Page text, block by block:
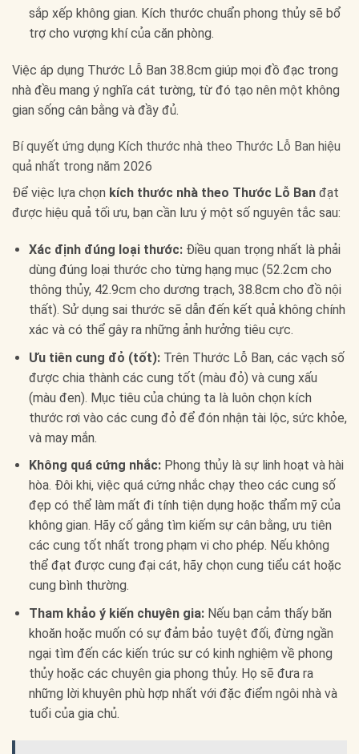
sắp xếp không gian. Kích thước chuẩn phong thủy sẽ bổ
trợ cho vượng khí của căn phòng.
Việc áp dụng Thước Lỗ Ban 38.8cm giúp mọi đồ đạc trong
nhà đều mang ý nghĩa cát tường, từ đó tạo nên một không
gian sống cân bằng và đầy đủ.
Bí quyết ứng dụng Kích thước nhà theo Thước Lỗ Ban hiệu
quả nhất trong năm 2026
Để việc lựa chọn kích thước nhà theo Thước Lỗ Ban đạt
được hiệu quả tối ưu, bạn cần lưu ý một số nguyên tắc sau:
Xác định đúng loại thước:Điều quan trọng nhất là phải
dùng đúng loại thước cho từng hạng mục (52.2cm cho
thông thủy, 42.9cm cho dương trạch, 38.8cm cho đồ nội
thất). Sử dụng sai thước sẽ dẫn đến kết quả không chính
xác và có thể gây ra những ảnh hưởng tiêu cực.
Ưu tiên cung đỏ (tốt):Trên Thước Lỗ Ban, các vạch số
được chia thành các cung tốt (màu đỏ) và cung xấu
(màu đen). Mục tiêu của chúng ta là luôn chọn kích
thước rơi vào các cung đỏ để đón nhận tài lộc, sức khỏe,
và may mắn.
Không quá cứng nhắc:Phong thủy là sự linh hoạt và hài
hòa. Đôi khi, việc quá cứng nhắc chạy theo các cung số
đẹp có thể làm mất đi tính tiện dụng hoặc thẩm mỹ của
không gian. Hãy cố gắng tìm kiếm sự cân bằng, ưu tiên
các cung tốt nhất trong phạm vi cho phép. Nếu không
thể đạt được cung đại cát, hãy chọn cung tiểu cát hoặc
cung bình thường.
Tham khảo ý kiến chuyên gia:Nếu bạn cảm thấy băn
khoăn hoặc muốn có sự đảm bảo tuyệt đối, đừng ngần
ngại tìm đến các kiến trúc sư có kinh nghiệm về phong
thủy hoặc các chuyên gia phong thủy. Họ sẽ đưa ra
những lời khuyên phù hợp nhất với đặc điểm ngôi nhà và
tuổi của gia chủ.